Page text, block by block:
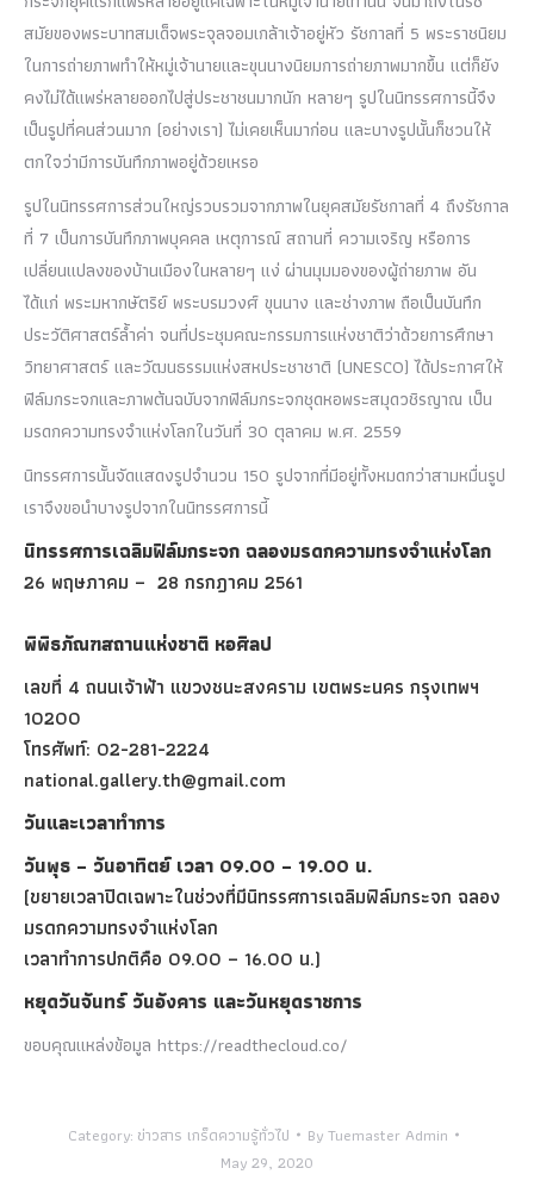
สมัยของพระบาทสมเด็จพระจุลจอมเกล้าเจ้าอยู่หัว รัชกาลที่ 5 พระราชนิยม
ในการถ่ายภาพทำให้หมู่เจ้านายและขุนนางนิยมการถ่ายภาพมากขึ้น แต่ก็ยัง
คงไม่ได้แพร่หลายออกไปสู่ประชาชนมากนัก หลายๆ รูปในนิทรรศการนี้จึง
เป็นรูปที่คนส่วนมาก (อย่างเรา) ไม่เคยเห็นมาก่อน และบางรูปนั้นก็ชวนให้
ตกใจว่ามีการบันทึกภาพอยู่ด้วยเหรอ
รูปในนิทรรศการส่วนใหญ่รวบรวมจากภาพในยุคสมัยรัชกาลที่ 4 ถึงรัชกาล
ที่ 7 เป็นการบันทึกภาพบุคคล เหตุการณ์ สถานที่ ความเจริญ หรือการ
เปลี่ยนแปลงของบ้านเมืองในหลายๆ แง่ ผ่านมุมมองของผู้ถ่ายภาพ อัน
ได้แก่ พระมหากษัตริย์ พระบรมวงศ์ ขุนนาง และช่างภาพ ถือเป็นบันทึก
ประวัติศาสตร์ล้ำค่า จนที่ประชุมคณะกรรมการแห่งชาติว่าด้วยการศึกษา
วิทยาศาสตร์ และวัฒนธรรมแห่งสหประชาชาติ (UNESCO) ได้ประกาศให้
ฟิล์มกระจกและภาพต้นฉบับจากฟิล์มกระจกชุดหอพระสมุดวชิรญาณ เป็น
มรดกความทรงจำแห่งโลกในวันที่ 30 ตุลาคม พ.ศ. 2559
นิทรรศการนั้นจัดแสดงรูปจำนวน 150 รูปจากที่มีอยู่ทั้งหมดกว่าสามหมื่นรูป
เราจึงขอนำบางรูปจากในนิทรรศการนี้
นิทรรศการเฉลิมฟิล์มกระจก ฉลองมรดกความทรงจำแห่งโลก
26 พฤษภาคม – 28 กรกฎาคม 2561
พิพิธภัณฑสถานแห่งชาติ หอศิลป
เลขที่ 4 ถนนเจ้าฟ้า แขวงชนะสงคราม เขตพระนคร กรุงเทพฯ
10200
โทรศัพท์: 02-281-2224
national.gallery.th@gmail.com
วันและเวลาทำการ
วันพุธ – วันอาทิตย์ เวลา 09.00 – 19.00 น.
(ขยายเวลาปิดเฉพาะในช่วงที่มีนิทรรศการเฉลิมฟิล์มกระจก ฉลอง
มรดกความทรงจำแห่งโลก
เวลาทำการปกติคือ 09.00 – 16.00 น.)
หยุดวันจันทร์ วันอังคาร และวันหยุดราชการ
ขอบคุณแหล่งข้อมูล https://readthecloud.co/
Category: ข่าวสาร เกร็ดความรู้ทั่วไป ByTuemaster Admin
May 29, 2020